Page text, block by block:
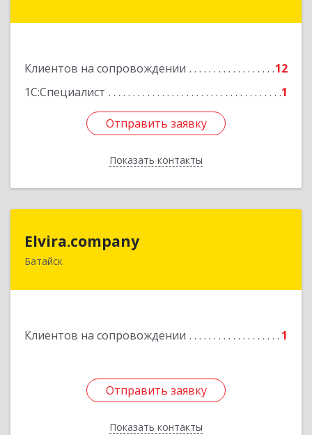
Клиентов на сопровождении
12
1С:Специалист
1
Отправить заявку
Показать контакты
Отправить заявку
Назад
Elvira.company
Батайск
Клиентов на сопровождении 1
Отправить заявку
Показать контакты
Отправить заявку
Назад